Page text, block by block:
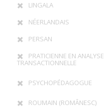
LINGALA
NÉERLANDAIS
PERSAN
PRATICIENNE EN ANALYSE
TRANSACTIONNELLE
PSYCHOPÉDAGOGUE
ROUMAIN (ROMÂNESC)